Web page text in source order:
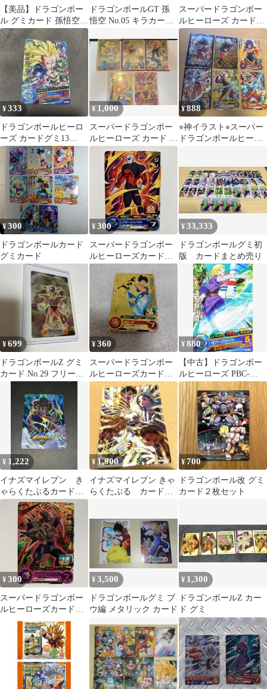
【美品】ドラゴンボー
ル グミカード 孫悟空＆
ブルマ NO.21
ドラゴンボールGT 孫
悟空 No.05 キラカー
スーパードラゴンボー
ルヒーローズ カード
グミ ゴールデンフリー
ザ 2枚セット
¥333
ドラゴンボールヒーロ
ーズ カードグミ13
JPBC3-05 孫悟空GT
¥ 1,000
スーパードラゴンボー
ルヒーローズ カード 5
枚セット
¥888
⭐︎神イラスト⭐︎スーパー
ドラゴンボールヒーロ
¥300
ドラゴンボールカード
グミカード
¥300
スーパードラゴンボー
ルヒーローズカードグ
ミ20 PCS20-09 ジレン
¥33,333
ドラゴンボールグミ初
版 カードまとめ売り
¥699
ドラゴンボールZ グミ
カード No.29 フリーザ
¥360
スーパードラゴンボー
ルヒーローズカードゴ
ジータBR
¥880
【中古】ドラゴンボー
ルヒーローズ PBC-
08[P]：人造人間18号
¥ 1,222
イナズマイレブン き
ゃらくたぶるカードグ
ミ まとめ売り イナ
¥1,900
イナズマイレブン きゃ
らくたぶる カードグ
¥700
ドラゴンボール改 グミ
カード２枚セット
¥300
スーパードラゴンボー
ルヒーローズカードグ
ミ19 超一星龍:ゼノ
¥3,500
ドラゴンボールグミ ブ
ウ編 メタリック カード
¥ 1,300
ドラゴンボールZ カー
ド グミ